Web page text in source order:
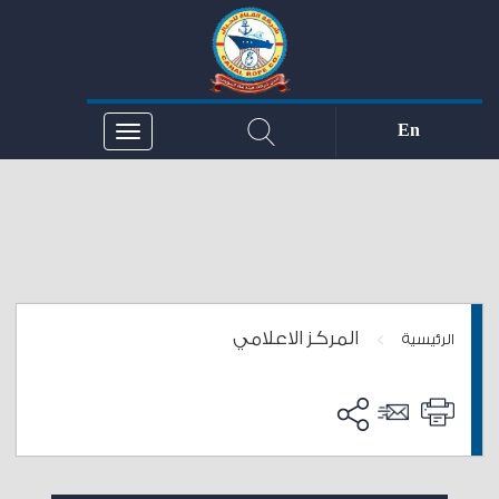
En
الرئيسية > المركز الاعلامي